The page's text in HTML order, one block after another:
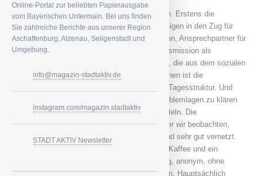
Die Bahnhofsmission besteht aus drei Säulen. Erstens die
Reisehilfen, wie umsteigen, Hilfe beim Einsteigen in den Zug für
Menschen mit körperlichen Beeinträchtigungen, Ansprechpartner für
allein reisende Kinder. Zweitens, die Bahnhofsmission als
Aufenthaltsort, als Anlaufstelle für Menschen, die aus dem sozialen
Gefüge herausgefallen sind. Für viele Menschen ist die
Bahnhofsmission ein fester Bestandteil ihrer Tagesstruktur. Und
drittens die soziale Arbeit. Wir versuchen Problemlagen zu klären
und an andere soziale Institutionen zu vermitteln. Die
Wohnungslosigkeit ist ein großes Thema, oder wir beobachten,
dass jemand zunehmend verwahrlost. Wir sind sehr gut vernetzt.
Wir bieten keine Versorgung an, sondern nur Kaffee und ein
Schmalzbrot. Unsere Hilfe ist niedrigschwellig, anonym, ohne
Voranmeldung und ohne Leistungsforderungen. Hauptsächlich
Online-Portal zur beliebten Papierausgabe
vom Bayerischen Untermain. Bei uns finden
Sie zahlreiche Berichte aus unserer Region
Aschaffenburg, Alzenau, Seligenstadt und
Umgebung.
info@magazin-stadtaktiv.de
instagram.com/magazin.stadtaktiv
STADT AKTIV Newsletter